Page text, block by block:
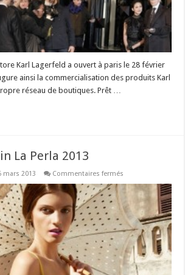
Karl Lagerfeld a ouvert à paris le 28 février
ainsi la commercialisation des produits Karl
réseau de boutiques. Prêt …
La Perla 2013
mars 2013 Commentaires fermés
La
Perla
2013